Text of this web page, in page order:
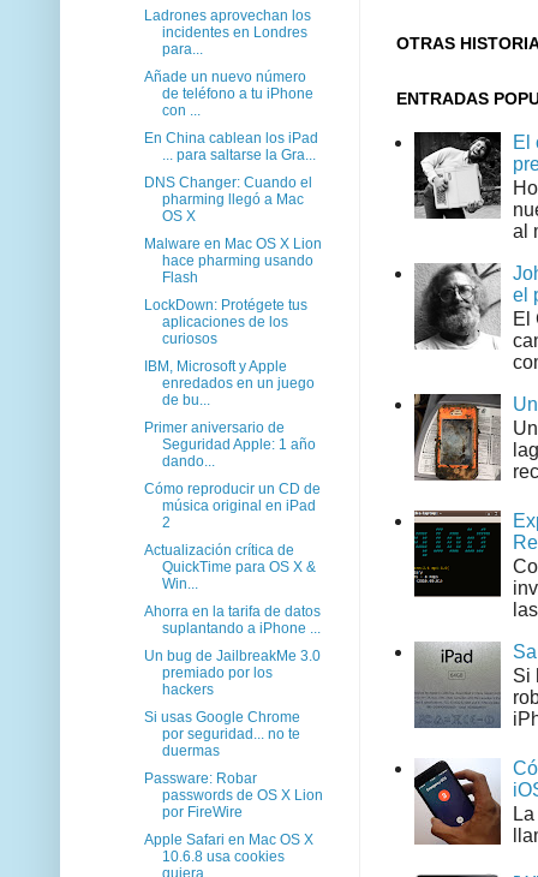
OTRAS
ENTRADAS
El
al
el
El
Si
Ladrones aprovechan los
incidentes en Londres
para...
Añade un nuevo número
de teléfono a tu iPhone
con ...
En China cablean los iPad
... para saltarse la Gra...
DNS Changer: Cuando el
pharming llegó a Mac
OS X
Malware en Mac OS X Lion
hace pharming usando
Flash
LockDown: Protégete tus
aplicaciones de los
curiosos
IBM, Microsoft y Apple
enredados en un juego
de bu...
Primer aniversario de
Seguridad Apple: 1 año
dando...
Cómo reproducir un CD de
música original en iPad
2
Actualización crítica de
QuickTime para OS X &
Win...
Ahorra en la tarifa de datos
suplantando a iPhone ...
Un bug de JailbreakMe 3.0
premiado por los
hackers
Si usas Google Chrome
por seguridad... no te
duermas
Passware: Robar
passwords de OS X Lion
por FireWire
Apple Safari en Mac OS X
10.6.8 usa cookies
quiera...